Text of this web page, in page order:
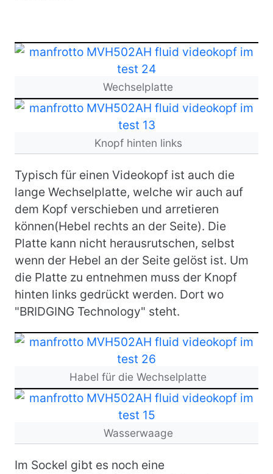
Bild
Wechselplatte
Bild
Knopf hinten links
Typisch für einen Videokopf ist auch die
lange Wechselplatte, welche wir auch auf
dem Kopf verschieben und arretieren
können(Hebel rechts an der Seite). Die
Platte kann nicht herausrutschen, selbst
wenn der Hebel an der Seite gelöst ist. Um
die Platte zu entnehmen muss der Knopf
hinten links gedrückt werden. Dort wo
"BRIDGING Technology" steht.
Bild
Habel für die Wechselplatte
Bild
Wasserwaage
Im Sockel gibt es noch eine